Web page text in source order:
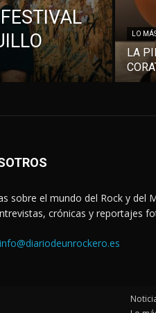
LO
LA
sobre el mundo del Rock y del
crónicas y reportajes
info@diariodeunrockero.es